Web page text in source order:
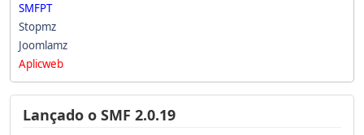
SMFPT
Stopmz
Joomlamz
Aplicweb
Lançado o SMF 2.0.19